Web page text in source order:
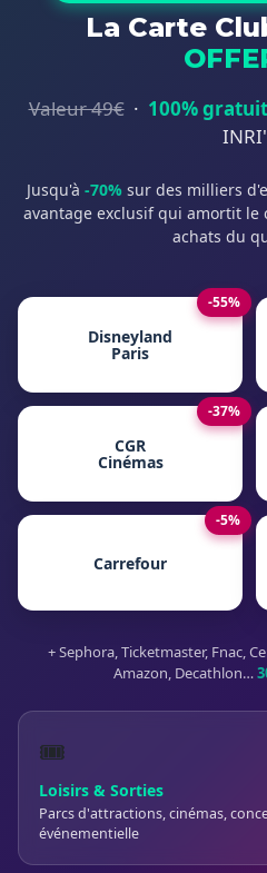
La Carte
Valeur 49€· 100%
Jusqu'à -70% sur des milliers
avantage exclusif qui amortit le
achats du
-55%
Disneyland
Paris
-37%
CGR
Cinémas
-5%
Carrefour
+ Sephora, Ticketmaster, Fnac,
Amazon, Decathlon…
🎟️
Loisirs & Sorties
Parcs d'attractions, cinémas,
événementielle